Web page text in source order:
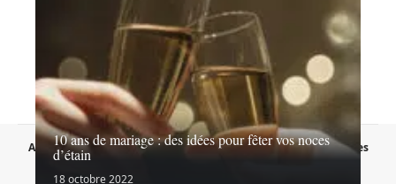
10 ans de mariage : des idées pour fêter vos noces
d’étain
18 octobre 2022
A propos Contact Proposer un article
Mentions légales